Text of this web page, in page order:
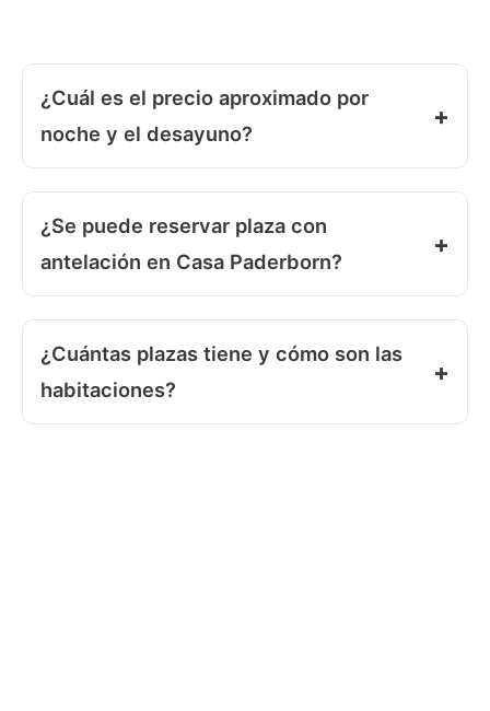
¿Cuál es el precio aproximado por
noche y el desayuno?
¿Se puede reservar plaza con
antelación en Casa Paderborn?
¿Cuántas plazas tiene y cómo son las
habitaciones?